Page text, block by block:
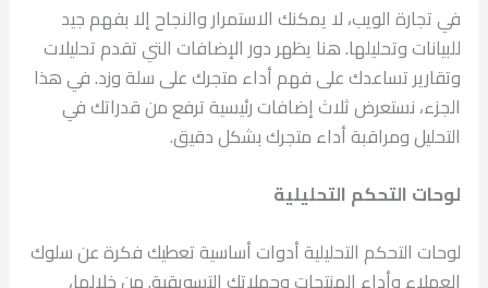
في تجارة الويب، لا يمكنك الاستمرار والنجاح إلا بفهم جيد
للبيانات وتحليلها. هنا يظهر دور الإضافات التي تقدم تحليلات
وتقارير تساعدك على فهم أداء متجرك على سلة وزد. في هذا
الجزء، نستعرض ثلاث إضافات رئيسية ترفع من قدراتك في
التحليل ومراقبة أداء متجرك بشكل دقيق.
لوحات التحكم التحليلية
لوحات التحكم التحليلية أدوات أساسية تعطيك فكرة عن سلوك